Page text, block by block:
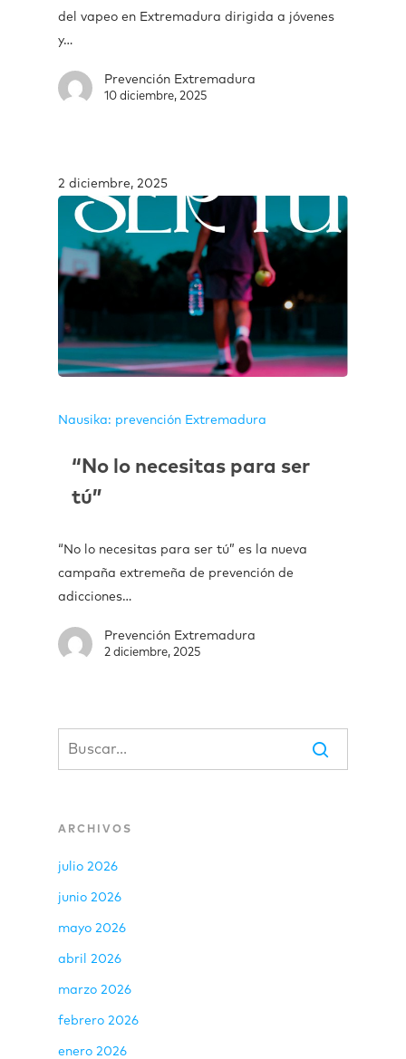
del vapeo en Extremadura dirigida a jóvenes
y…
Prevención Extremadura
10 diciembre, 2025
2 diciembre, 2025
Nausika: prevención Extremadura
“No lo necesitas para ser
tú”
“No lo necesitas para ser tú” es la nueva
campaña extremeña de prevención de
adicciones…
Prevención Extremadura
2 diciembre, 2025
ARCHIVOS
julio 2026
junio 2026
mayo 2026
abril 2026
marzo 2026
febrero 2026
enero 2026